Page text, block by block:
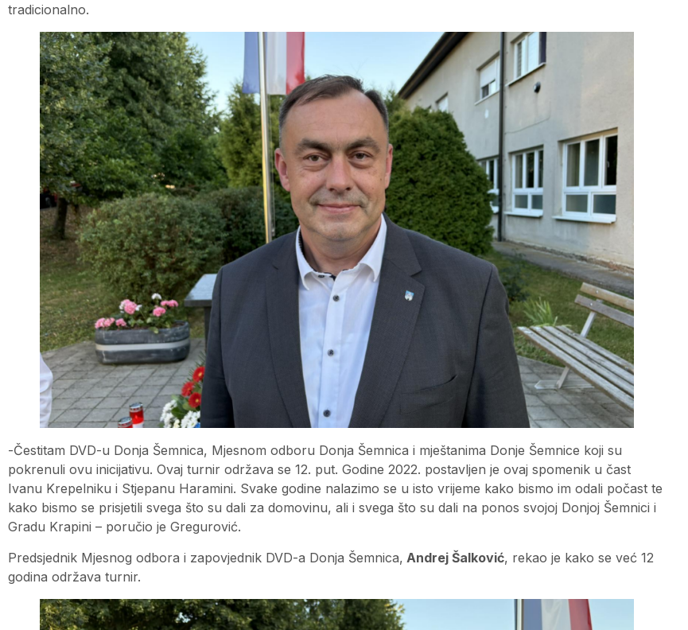
tradicionalno.
-Čestitam DVD-u Donja Šemnica, Mjesnom odboru Donja Šemnica i mještanima Donje Šemnice koji su
pokrenuli ovu inicijativu. Ovaj turnir održava se 12. put. Godine 2022. postavljen je ovaj spomenik u čast
Ivanu Krepelniku i Stjepanu Haramini. Svake godine nalazimo se u isto vrijeme kako bismo im odali počast te
kako bismo se prisjetili svega što su dali za domovinu, ali i svega što su dali na ponos svojoj Donjoj Šemnici i
Gradu Krapini – poručio je Gregurović.
Predsjednik Mjesnog odbora i zapovjednik DVD-a Donja Šemnica, Andrej Šalković, rekao je kako se već 12
godina održava turnir.